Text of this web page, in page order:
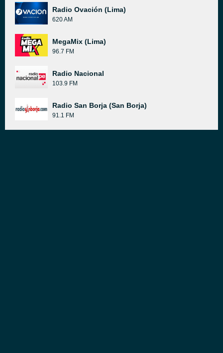
Radio Ovación (Lima)
620 AM
MegaMix (Lima)
96.7 FM
Radio Nacional
103.9 FM
Radio San Borja (San Borja)
91.1 FM